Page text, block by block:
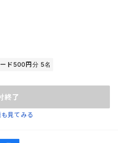
ド500円分 5名
終了
見てみる